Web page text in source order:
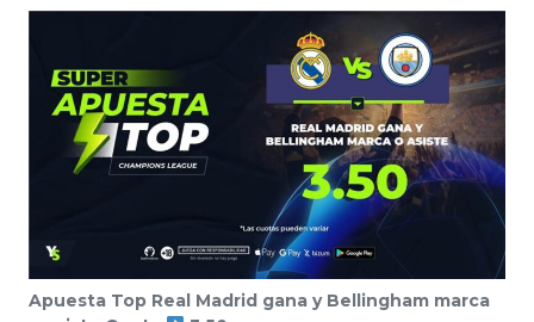
Apuesta Top Real Madrid gana y Bellingham marca